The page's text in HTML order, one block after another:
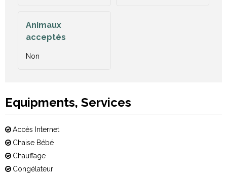
Animaux
acceptés
Non
Equipments, Services
Accès Internet
Chaise Bébé
Chauffage
Congélateur